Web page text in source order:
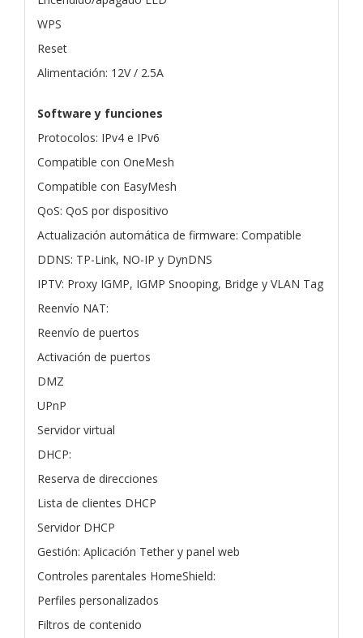
WPS
Reset
Alimentación: 12V / 2.5A
Software y funciones
Protocolos: IPv4 e IPv6
Compatible con OneMesh
Compatible con EasyMesh
QoS: QoS por dispositivo
Actualización automática de firmware: Compatible
DDNS: TP-Link, NO-IP y DynDNS
IPTV: Proxy IGMP, IGMP Snooping, Bridge y VLAN Tag
Reenvío NAT:
Reenvío de puertos
Activación de puertos
DMZ
UPnP
Servidor virtual
DHCP:
Reserva de direcciones
Lista de clientes DHCP
Servidor DHCP
Gestión: Aplicación Tether y panel web
Controles parentales HomeShield:
Perfiles personalizados
Filtros de contenido